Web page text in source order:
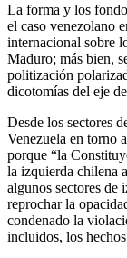
La forma y los
el caso venezolano
internacional sobre
Maduro; más bien,
politización
dicotomías del eje
Desde los sectores
Venezuela en torno
porque “la
la izquierda chilena
algunos sectores de
reprochar la
condenado la
incluidos, los